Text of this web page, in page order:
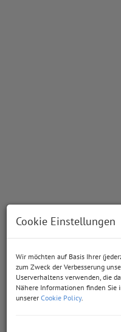
Beschreibung
Cookie Einstellungen
Wir möchten auf Basis Ihrer
zum Zweck der Verbesserung
Userverhaltens verwenden, die
Nähere Informationen finden Sie
unserer Cookie Policy.